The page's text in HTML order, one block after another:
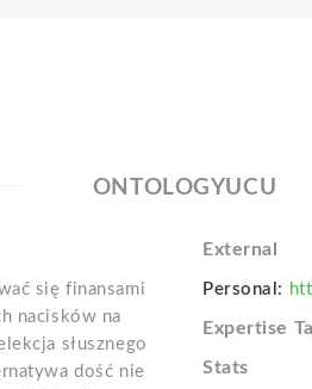
ONTOLOGYUCU
się finansami
nacisków na
słusznego
dość nie
External
Personal:
Expertise
Stats